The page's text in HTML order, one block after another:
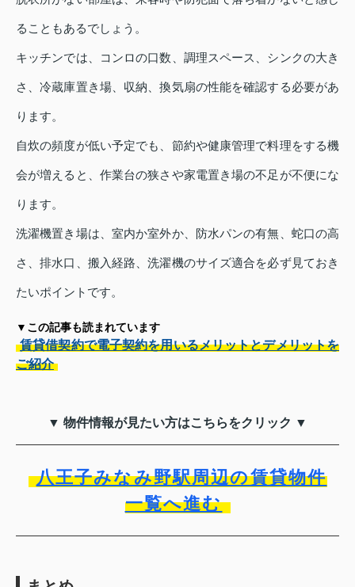
ることもあるでしょう。
キッチンでは、コンロの口数、調理スペース、シンクの大き
さ、冷蔵庫置き場、収納、換気扇の性能を確認する必要があ
ります。
自炊の頻度が低い予定でも、節約や健康管理で料理をする機
会が増えると、作業台の狭さや家電置き場の不足が不便にな
ります。
洗濯機置き場は、室内か室外か、防水パンの有無、蛇口の高
さ、排水口、搬入経路、洗濯機のサイズ適合を必ず見ておき
たいポイントです。
▼この記事も読まれています
賃貸借契約で電子契約を用いるメリットとデメリットを
ご紹介
▼ 物件情報が見たい方はこちらをクリック ▼
八王子みなみ野駅周辺の賃貸物件
一覧へ進む